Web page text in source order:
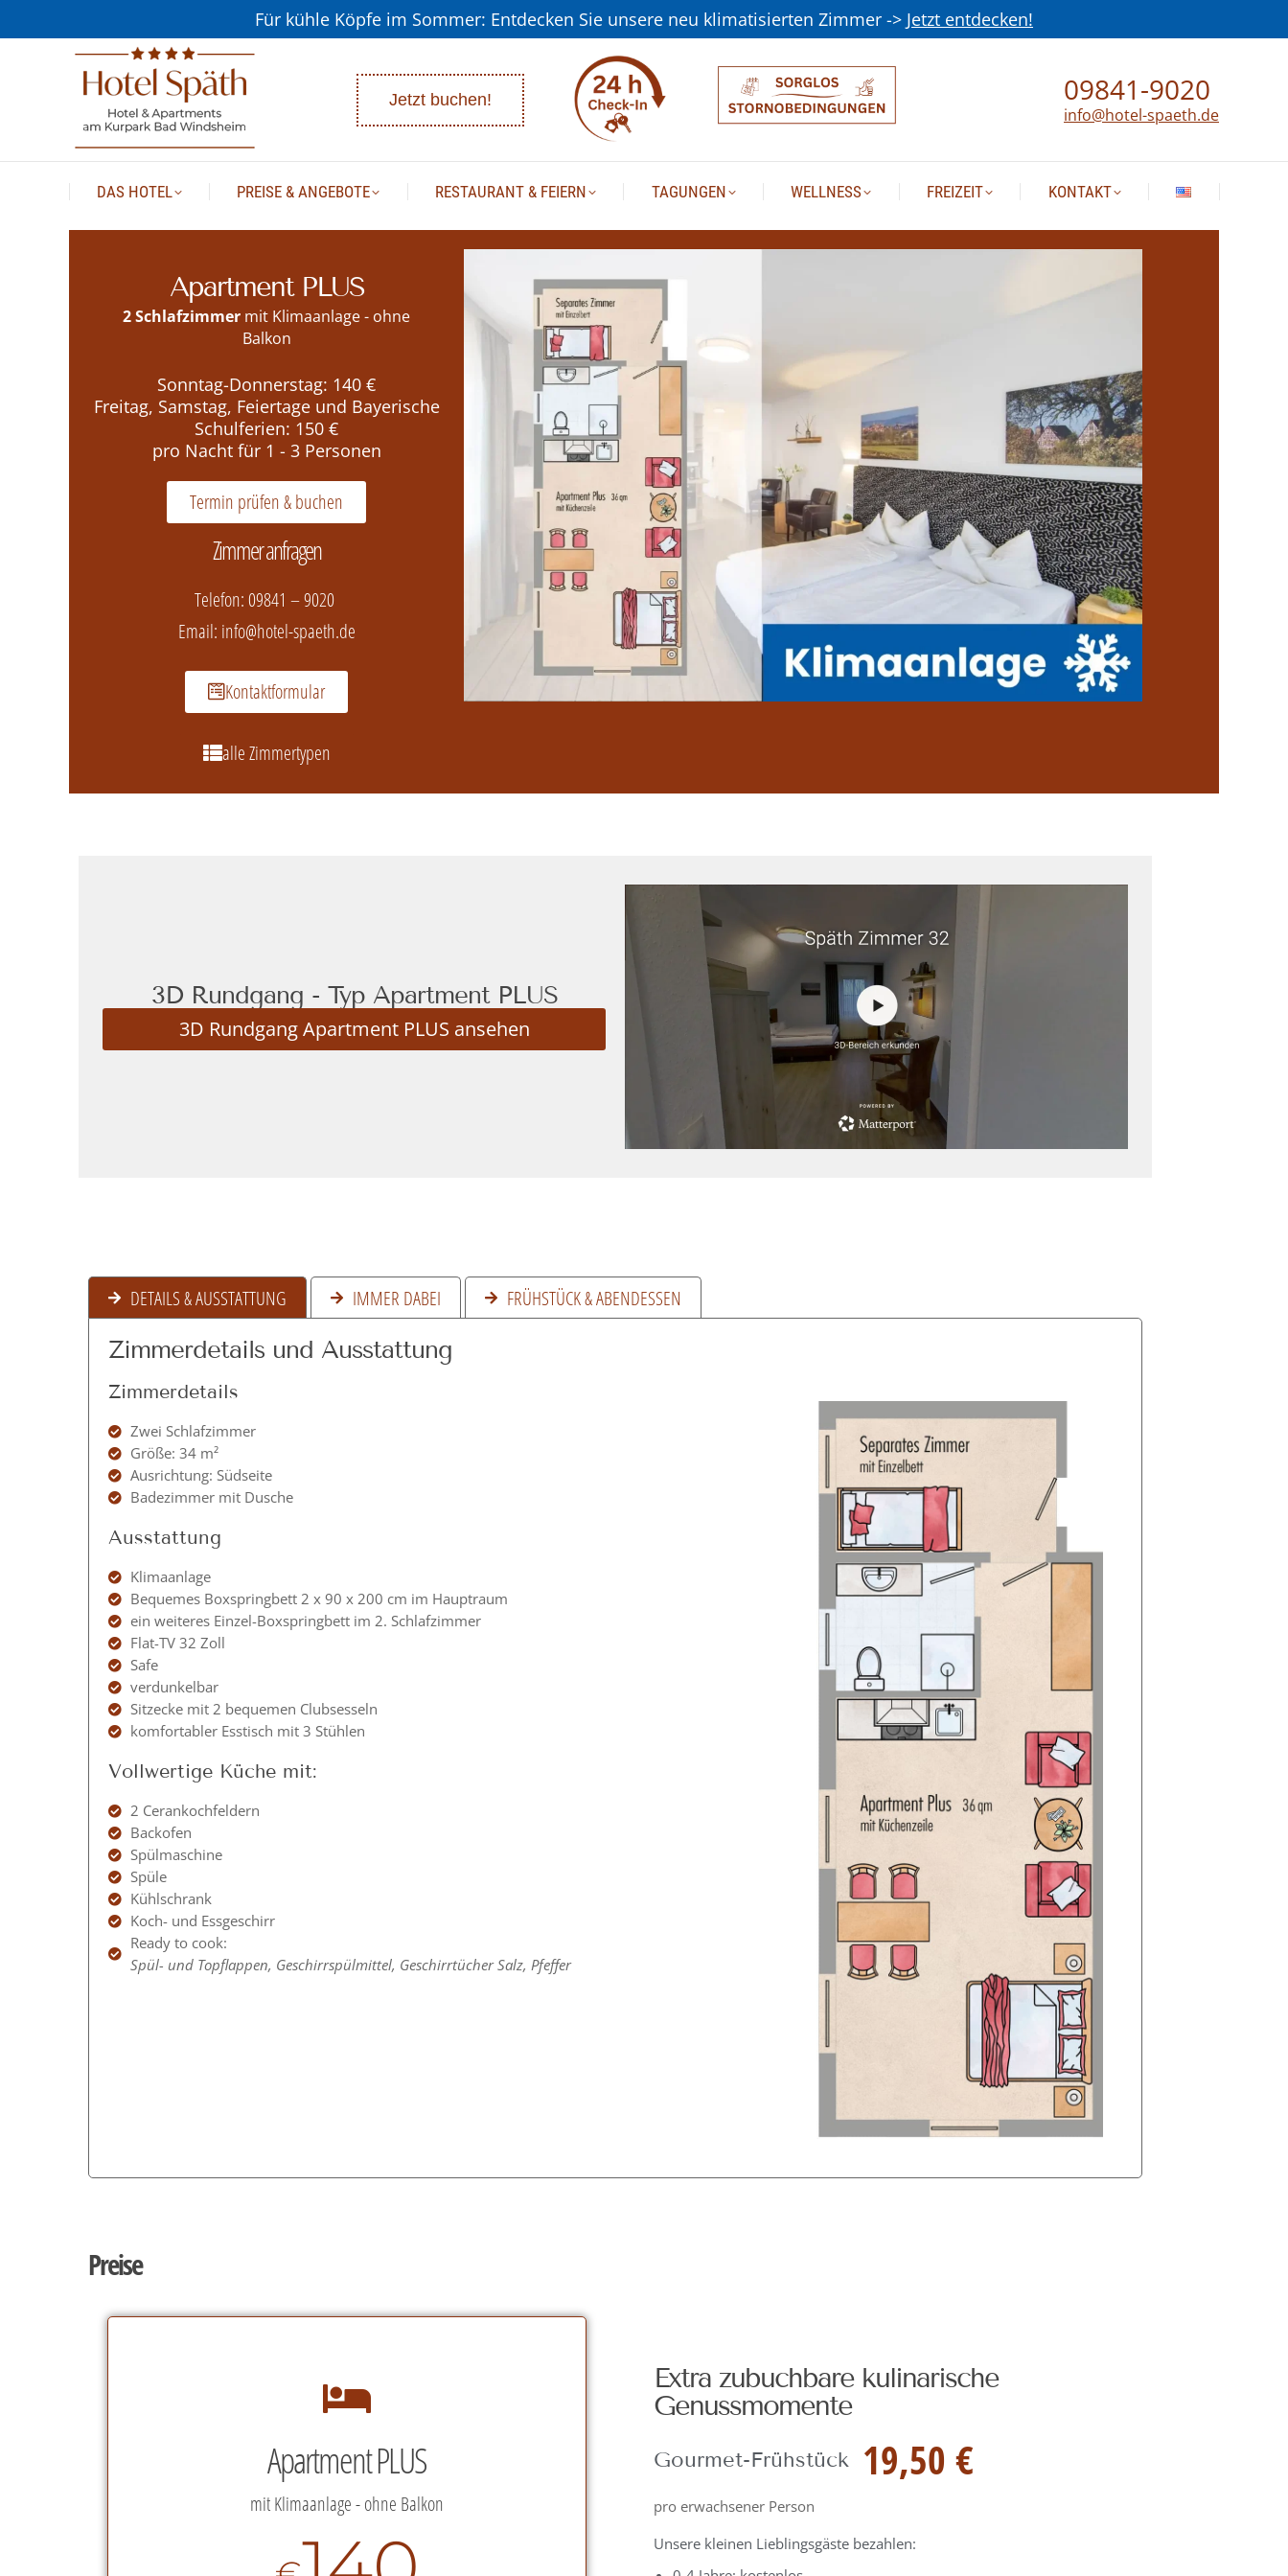
Für kühle Köpfe im Sommer: Entdecken Sie unsere neu klimatisierten Zimmer -> Jetzt entdecken!
Jetzt buchen! 09841-9020
info@hotel-spaeth.de
DAS HOTEL PREISE & ANGEBOTE RESTAURANT & FEIERN TAGUNGEN WELLNESS FREIZEIT KONTAKT
Apartment PLUS
2 Schlafzimmer mit Klimaanlage - ohne
Balkon
Sonntag-Donnerstag: 140 €
Freitag, Samstag, Feiertage und Bayerische
Schulferien: 150 €
pro Nacht für 1 - 3 Personen
Termin prüfen & buchen
Zimmer anfragen
Telefon:09841 – 9020
Email: info@hotel-spaeth.de
Kontaktformular
alle Zimmertypen
3D Rundgang - Typ Apartment PLUS
3D Rundgang Apartment PLUS ansehen
DETAILS & AUSSTATTUNG IMMER DABEI FRÜHSTÜCK & ABENDESSEN
Zimmerdetails und Ausstattung
Zimmerdetails
Zwei Schlafzimmer
Größe: 34 m²
Ausrichtung: Südseite
Badezimmer mit Dusche
Ausstattung
Klimaanlage
Bequemes Boxspringbett 2 x 90 x 200 cm im Hauptraum
ein weiteres Einzel-Boxspringbett im 2. Schlafzimmer
Flat-TV 32 Zoll
Safe
verdunkelbar
Sitzecke mit 2 bequemen Clubsesseln
komfortabler Esstisch mit 3 Stühlen
Vollwertige Küche mit:
2 Cerankochfeldern
Backofen
Spülmaschine
Spüle
Kühlschrank
Koch- und Essgeschirr
Ready to cook:
Spül- und Topflappen, Geschirrspülmittel, Geschirrtücher Salz, Pfeffer
Preise
Apartment PLUS
mit Klimaanlage - ohne Balkon
Extra zubuchbare kulinarische
Genussmomente
Gourmet-Frühstück 19,50 €
pro erwachsener Person
Unsere kleinen Lieblingsgäste bezahlen:
DAS HOTEL PREISE & ANGEBOTE RESTAURANT & FEIERN TAGUNGEN WELLNESS FREIZEIT KONTAKT